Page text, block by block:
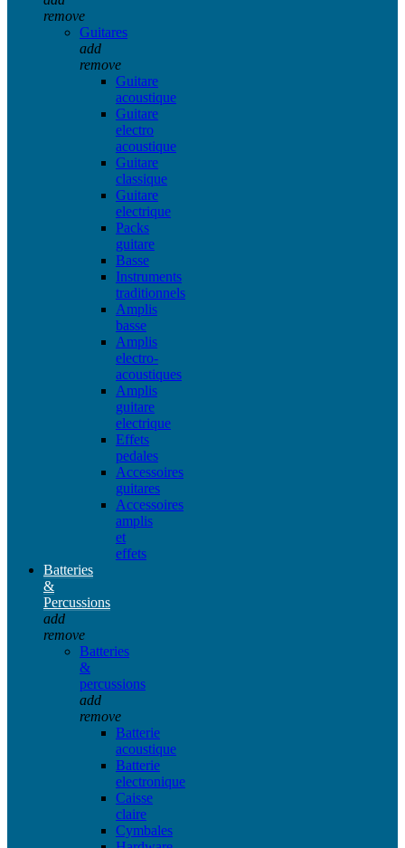
remove
Guitares
add
remove
Guitare
acoustique
Guitare
electro
acoustique
Guitare
classique
Guitare
electrique
Packs
guitare
Basse
Instruments
traditionnels
Amplis
basse
Amplis
electro-
acoustiques
Amplis
guitare
electrique
Effets
pedales
Accessoires
guitares
Accessoires
amplis
et
effets
Batteries
&
Percussions
add
remove
Batteries
&
percussions
add
remove
Batterie
acoustique
Batterie
electronique
Caisse
claire
Cymbales